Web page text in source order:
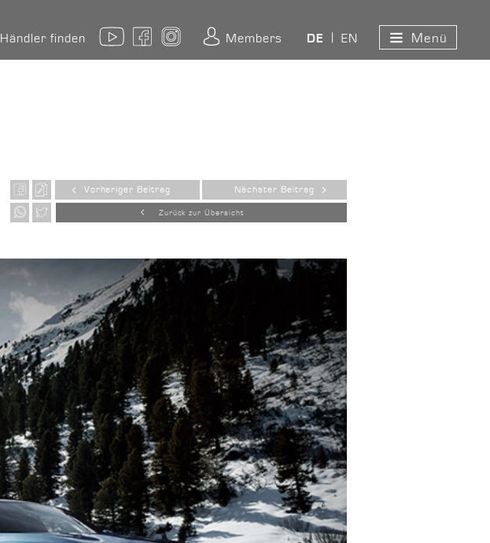
Händler finden YouTubeFacebookInstagramMembers DE EN Menü
Zurück zur Übersicht
Vorheriger Beitrag Nächster Beitrag